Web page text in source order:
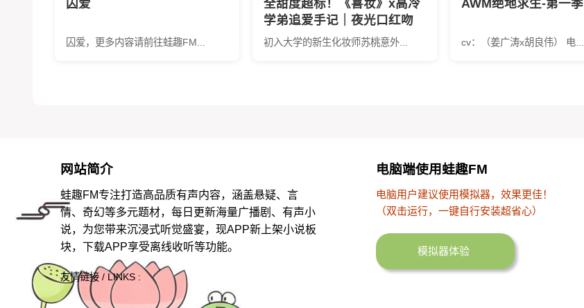
囚爱
囚爱，更多内容请前往蛙趣FM...
全甜度超标！《喜妆》x高冷
学弟追爱手记｜夜光口红吻
+锁骨遮瑕教学，年下攻陷指
初入大学的新生化妆师苏桃意外...
AWM绝地求生-第一季
cv：（姜广涛x胡良伟） 电...
网站简介
蛙趣FM专注打造高品质有声内容，涵盖悬疑、言
情、奇幻等多元题材，每日更新海量广播剧、有声小
说，为您带来沉浸式听觉盛宴，现APP新上架小说板
块，下载APP享受离线收听等功能。
友情链接 / LINKS :
电脑端使用蛙趣FM
电脑用户建议使用模拟器，效果更佳！
（双击运行，一键自行安装超省心）
模拟器体验